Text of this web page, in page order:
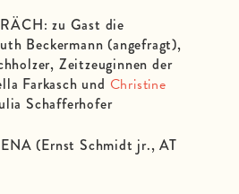
zu Gast die
Beckermann (angefragt),
Zeitzeuginnen der
Farkasch und Christine
Schafferhofer
(Ernst Schmidt jr., AT